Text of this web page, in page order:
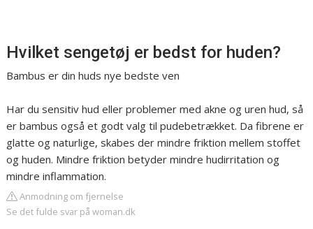
Hvilket sengetøj er bedst for huden?
Bambus er din huds nye bedste ven
Har du sensitiv hud eller problemer med akne og uren hud, så
er bambus også et godt valg til pudebetrækket. Da fibrene er
glatte og naturlige, skabes der mindre friktion mellem stoffet
og huden. Mindre friktion betyder mindre hudirritation og
mindre inflammation.
Anmodning om fjernelse
Se det fulde svar på woman.dk